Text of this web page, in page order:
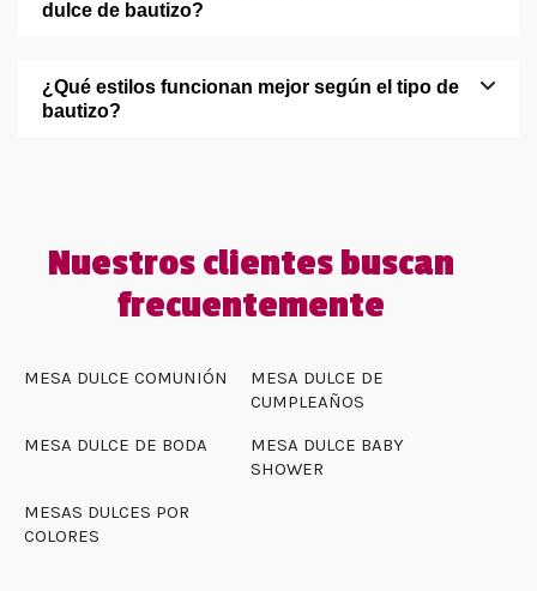
dulce de bautizo?
¿Qué estilos funcionan mejor según el tipo de
bautizo?
Nuestros clientes buscan
frecuentemente
MESA DULCE COMUNIÓN
MESA DULCE DE
CUMPLEAÑOS
MESA DULCE DE BODA
MESA DULCE BABY
SHOWER
MESAS DULCES POR
COLORES